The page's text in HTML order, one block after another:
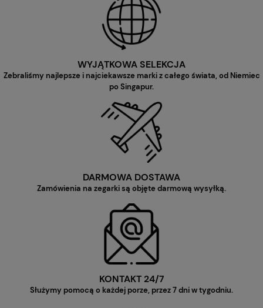
WYJĄTKOWA SELEKCJA
Zebraliśmy najlepsze i najciekawsze marki z całego świata, od Niemiec
po Singapur.
DARMOWA DOSTAWA
Zamówienia na zegarki są objęte darmową wysyłką.
KONTAKT 24/7
Służymy pomocą o każdej porze, przez 7 dni w tygodniu.